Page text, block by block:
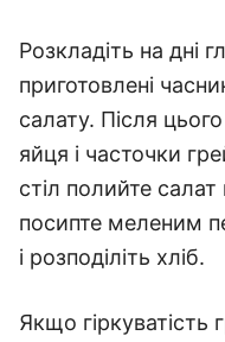
Розкладіть на дні
приготовлені
салату. Після
яйця і часточки
стіл полийте
посипте меленим
і розподіліть хліб.
Якщо гіркуватість